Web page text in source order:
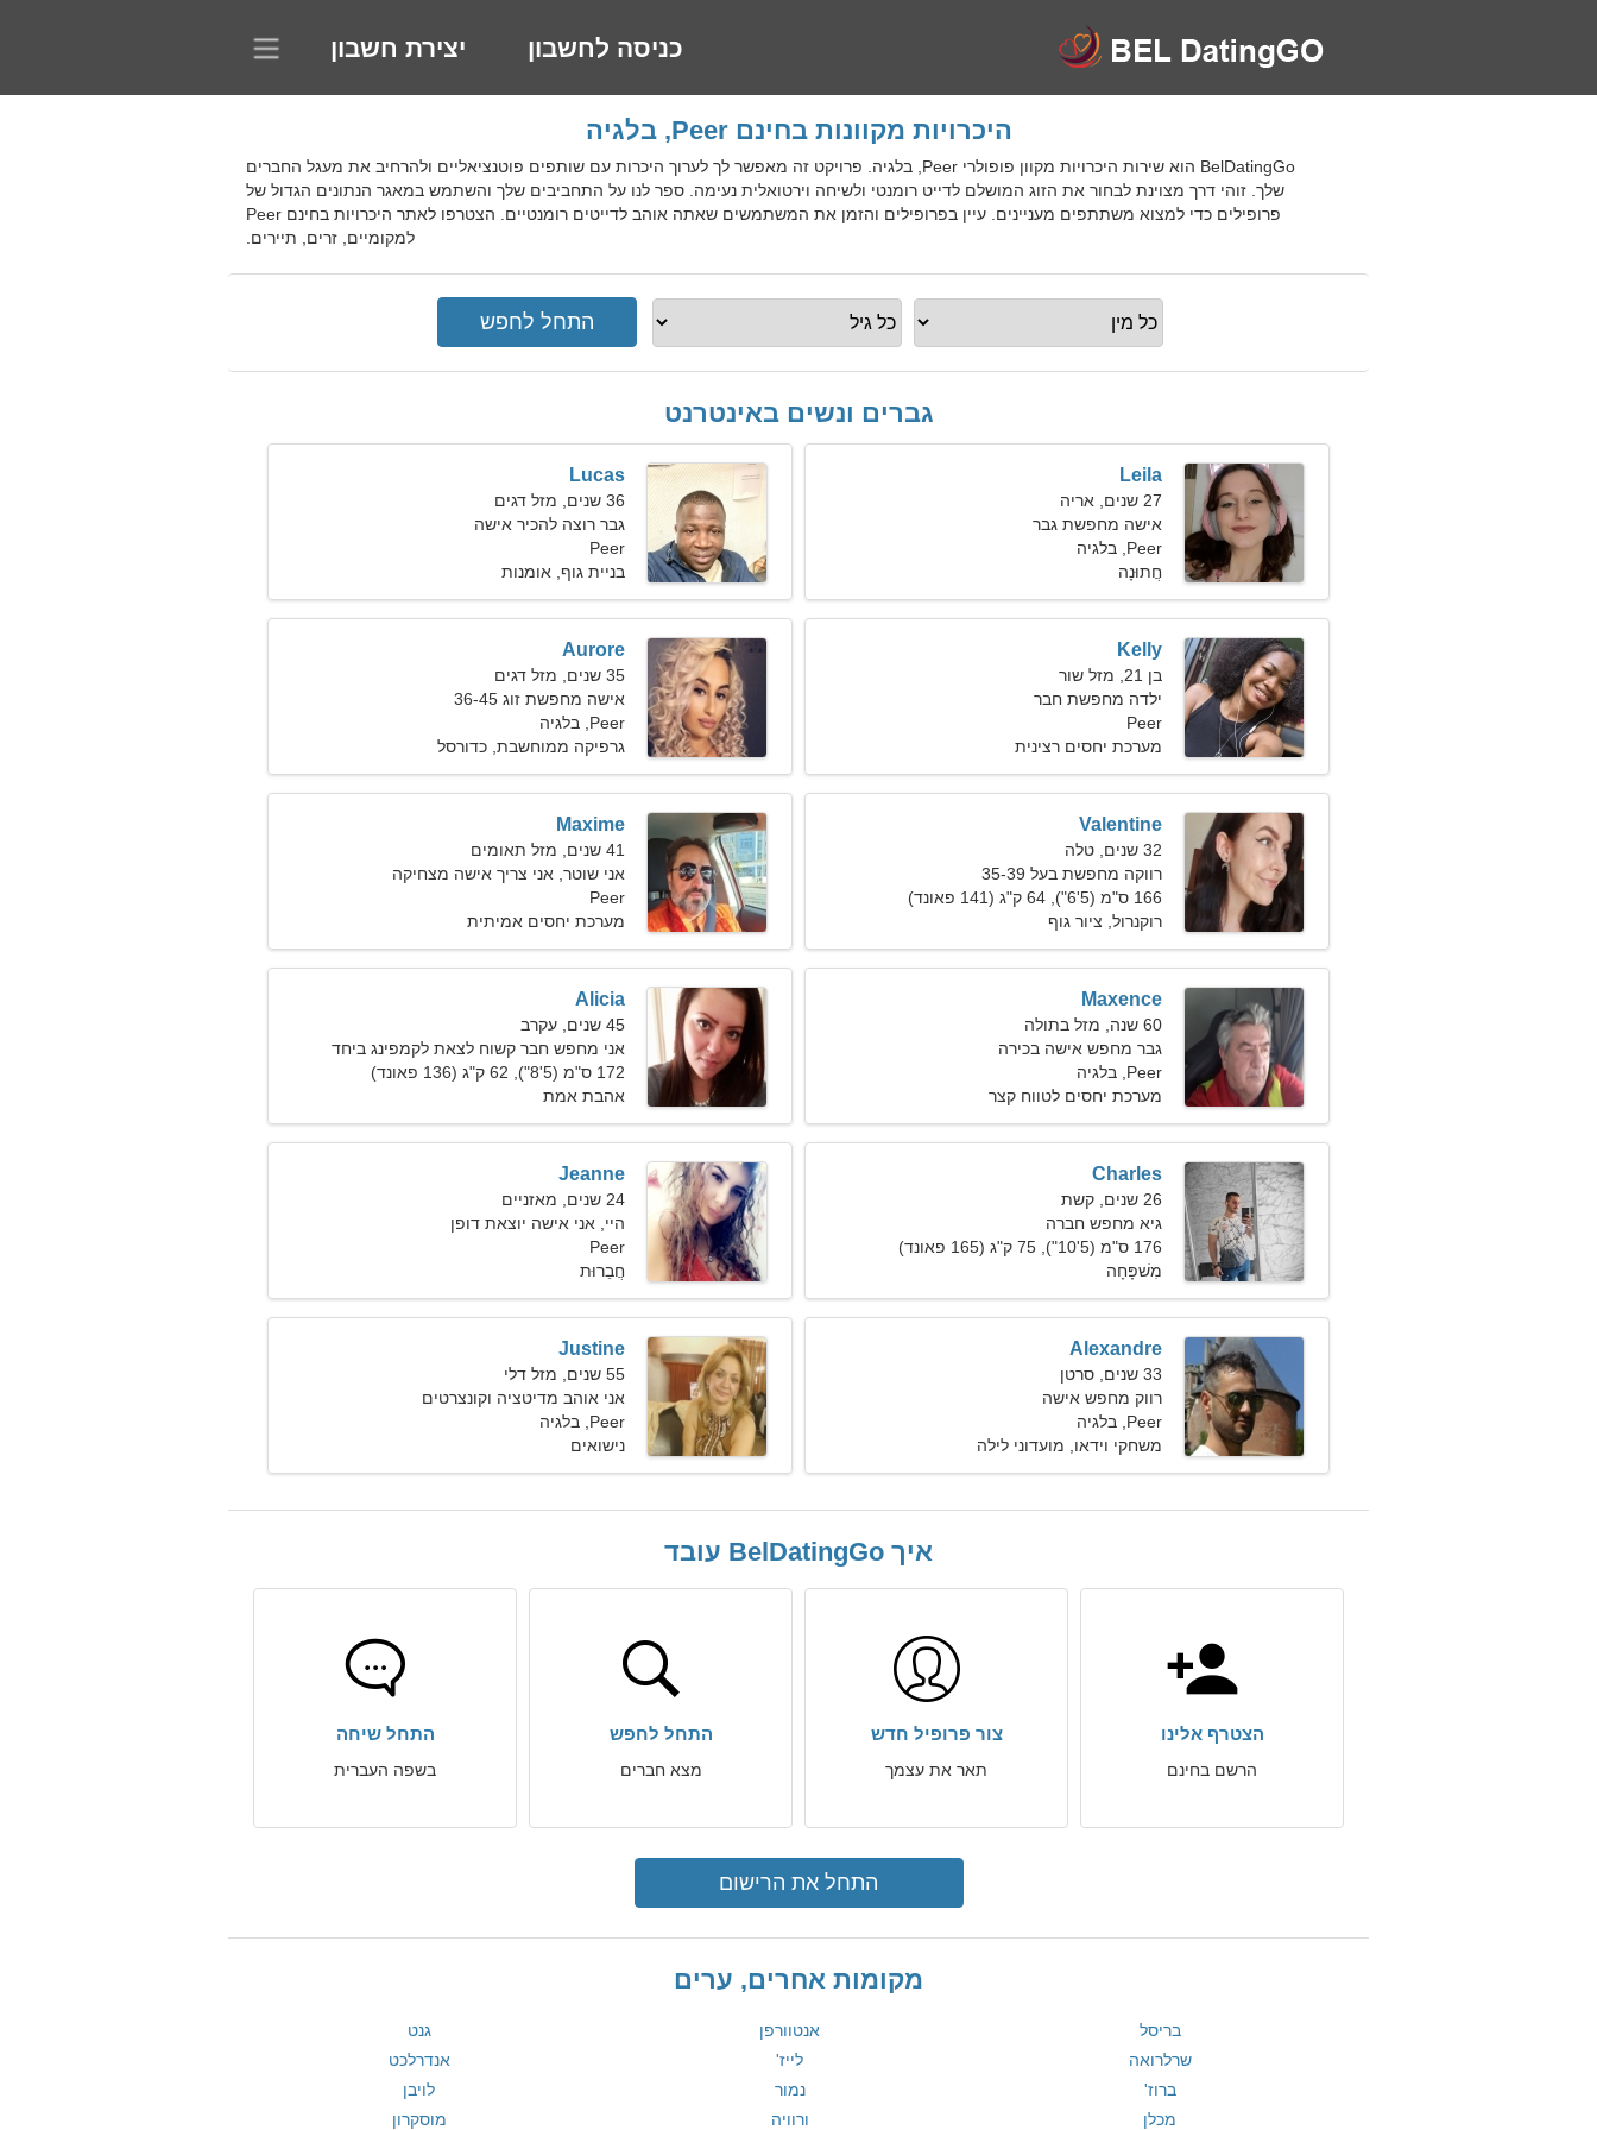
כניסה לחשבון יצירת חשבון
היכרויות מקוונות בחינם Peer, בלגיה
BelDatingGo הוא שירות היכרויות מקוון פופולרי Peer, בלגיה. פרויקט זה מאפשר לך לערוך היכרות עם שותפים פוטנציאליים ולהרחיב את מעגל החברים
שלך. זוהי דרך מצוינת לבחור את הזוג המושלם לדייט רומנטי ולשיחה וירטואלית נעימה. ספר לנו על התחביבים שלך והשתמש במאגר הנתונים הגדול של
פרופילים כדי למצוא משתתפים מעניינים. עיין בפרופילים והזמן את המשתמשים שאתה אוהב לדייטים רומנטיים. הצטרפו לאתר היכרויות בחינם Peer
למקומיים, זרים, תיירים.
גברים ונשים באינטרנט
Leila
27 שנים, אריה
אישה מחפשת גבר
Peer, בלגיה
חֲתוּנָה
Lucas
36 שנים, מזל דגים
גבר רוצה להכיר אישה
Peer
בניית גוף, אומנות
Kelly
בן 21, מזל שור
ילדה מחפשת חבר
Peer
מערכת יחסים רצינית
Aurore
35 שנים, מזל דגים
אישה מחפשת זוג 36-45
Peer, בלגיה
גרפיקה ממוחשבת, כדורסל
Valentine
32 שנים, טלה
רווקה מחפשת בעל 35-39
166 ס"מ (5'6"), 64 ק"ג (141 פאונד)
רוקנרול, ציור גוף
Maxime
41 שנים, מזל תאומים
אני שוטר, אני צריך אישה מצחיקה
Peer
מערכת יחסים אמיתית
Maxence
60 שנה, מזל בתולה
גבר מחפש אישה בכירה
Peer, בלגיה
מערכת יחסים לטווח קצר
Alicia
45 שנים, עקרב
אני מחפש חבר קשוח לצאת לקמפינג ביחד
172 ס"מ (5'8"), 62 ק"ג (136 פאונד)
אהבת אמת
Charles
26 שנים, קשת
גיא מחפש חברה
176 ס"מ (5'10"), 75 ק"ג (165 פאונד)
מִשׁפָּחָה
Jeanne
24 שנים, מאזניים
היי, אני אישה יוצאת דופן
Peer
חֲבֵרוּת
Alexandre
33 שנים, סרטן
רווק מחפש אישה
Peer, בלגיה
משחקי וידאו, מועדוני לילה
Justine
55 שנים, מזל דלי
אני אוהב מדיטציה וקונצרטים
Peer, בלגיה
נישואים
איך BelDatingGo עובד
הצטרף אלינו
הרשם בחינם
צור פרופיל חדש
תאר את עצמך
התחל לחפש
מצא חברים
התחל שיחה
בשפה העברית
התחל את הרישום
מקומות אחרים, ערים
בריסל אנטוורפן
גנט
שרלרואה
לייז'
אנדרלכט
ברוז'
נמור
לויבן
מכלן
ורוויה מוסקרון